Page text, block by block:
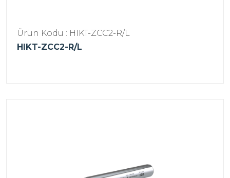
Ürün Kodu : HIKT-ZCC2-R/L
HIKT-ZCC2-R/L